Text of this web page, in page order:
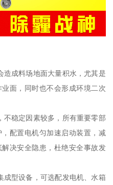
造成料场地面大量积水，尤其是
面，同时也不会形成环境二次
不稳定因素较多，所有重要零部
配置电机匀加速启动装置，减
决安全隐患，杜绝安全事故发
成型设备，可选配发电机、水箱